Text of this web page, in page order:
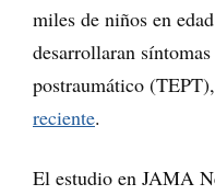
miles de niños en
desarrollaran
postraumático
reciente.
El estudio en JAMA